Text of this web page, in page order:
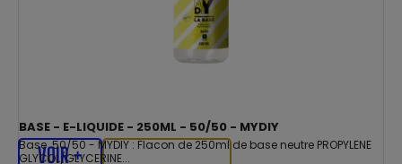
BASE - E-LIQUIDE - 250ML - 50/50 - MYDIY
Base 50/50 - MYDIY : Flacon de 250ml de base neutre PROPYLENE
GLYCOL/GLYCERINE...
VOIR +